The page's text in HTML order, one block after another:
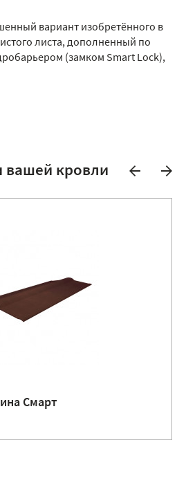
вариант изобретённого в
листа, дополненный по
(замком Smart Lock),
вашей кровли
Смарт